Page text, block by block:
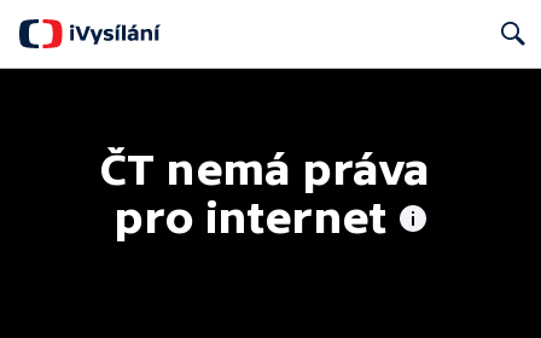
ČT nemá práva
pro internet